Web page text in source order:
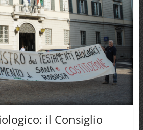
il Consiglio